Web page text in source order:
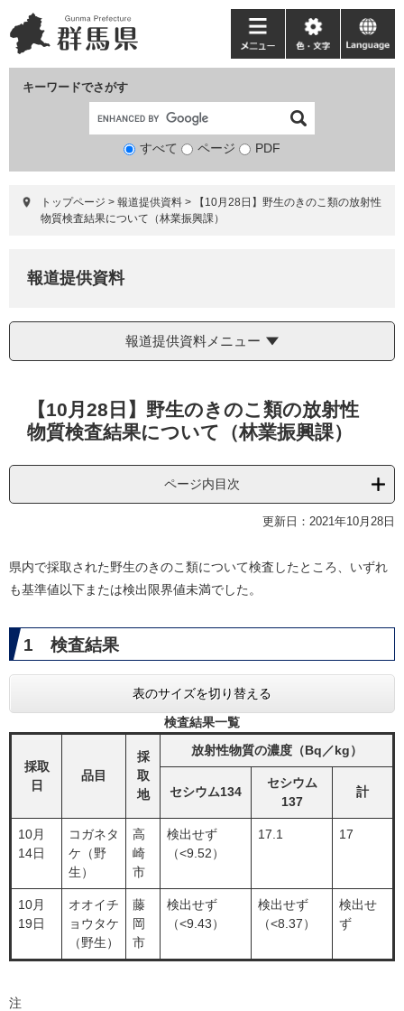
ー
ジ
ニ
ュ
て
キーワードでさがす
検
象
すべて ページ PDF
メ
ニ
ー
色・
文
language
トップページ > 報道提供資料 >
【10月28日】野生のきのこ類の放射性
物質検査結果について（林業振興課）
報道提供資料
報道提供資料メニュー
【10月28日】野生のきのこ類の放射性
物質検査結果について（林業振興課）
ページ内目次
更新日：2021年10月28日
県内で採取された野生のきのこ類について検査したところ、いずれ
も基準値以下または検出限界値未満でした。
1 検査結果
表のサイズを切り替える
検査結果一覧
採取
日
品目
採
取
地
放射性物質の濃度（Bq／kg）
セシウム134
セシウム
137
計
10月
14日
コガネタ
ケ（野
生）
高
崎
市
検出せず
（<9.52）
17.1 17
10月
19日
オオイチ
ョウタケ
（野生）
藤
岡
市
検出せず
（<9.43）
検出せず
（<8.37）
検出せ
ず
注